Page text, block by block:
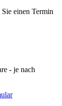
einen Termin
- je nach